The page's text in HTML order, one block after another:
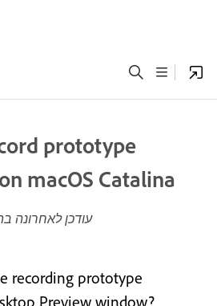
prototype
macOS Catalina
עודכן לאחרונה
recording prototype
Preview window?